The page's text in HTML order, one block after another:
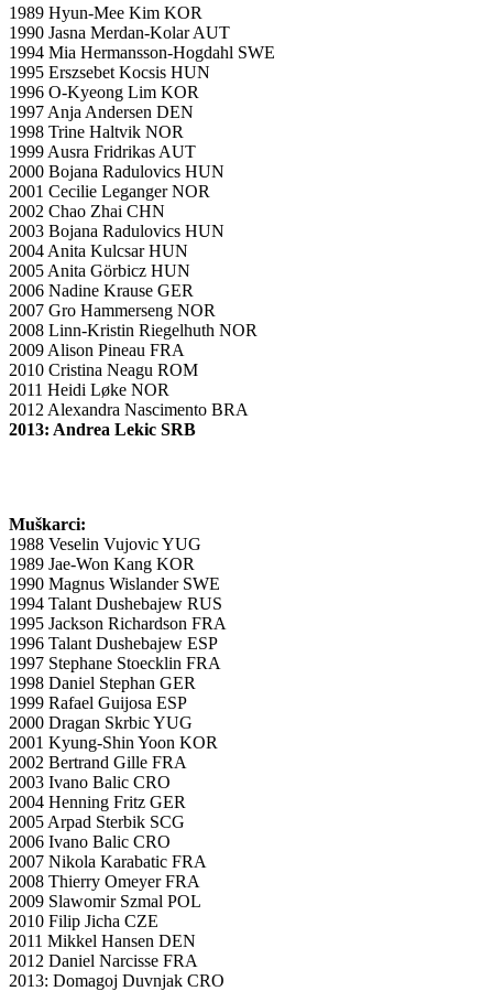
1989 Hyun-Mee Kim KOR
1990 Jasna Merdan-Kolar AUT
1994 Mia Hermansson-Hogdahl SWE
1995 Erszsebet Kocsis HUN
1996 O-Kyeong Lim KOR
1997 Anja Andersen DEN
1998 Trine Haltvik NOR
1999 Ausra Fridrikas AUT
2000 Bojana Radulovics HUN
2001 Cecilie Leganger NOR
2002 Chao Zhai CHN
2003 Bojana Radulovics HUN
2004 Anita Kulcsar HUN
2005 Anita Görbicz HUN
2006 Nadine Krause GER
2007 Gro Hammerseng NOR
2008 Linn-Kristin Riegelhuth NOR
2009 Alison Pineau FRA
2010 Cristina Neagu ROM
2011 Heidi Løke NOR
2012 Alexandra Nascimento BRA
2013: Andrea Lekic SRB
Muškarci:
1988 Veselin Vujovic YUG
1989 Jae-Won Kang KOR
1990 Magnus Wislander SWE
1994 Talant Dushebajew RUS
1995 Jackson Richardson FRA
1996 Talant Dushebajew ESP
1997 Stephane Stoecklin FRA
1998 Daniel Stephan GER
1999 Rafael Guijosa ESP
2000 Dragan Skrbic YUG
2001 Kyung-Shin Yoon KOR
2002 Bertrand Gille FRA
2003 Ivano Balic CRO
2004 Henning Fritz GER
2005 Arpad Sterbik SCG
2006 Ivano Balic CRO
2007 Nikola Karabatic FRA
2008 Thierry Omeyer FRA
2009 Slawomir Szmal POL
2010 Filip Jicha CZE
2011 Mikkel Hansen DEN
2012 Daniel Narcisse FRA
2013: Domagoj Duvnjak CRO